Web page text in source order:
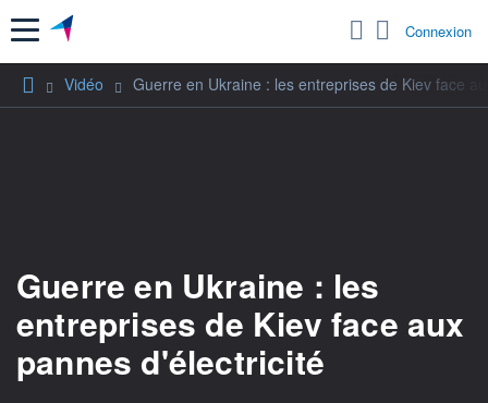
Menu Connexion
Vidéo Guerre en Ukraine : les entreprises de Kiev face
Guerre en Ukraine : les
entreprises de Kiev face aux
pannes d'électricité